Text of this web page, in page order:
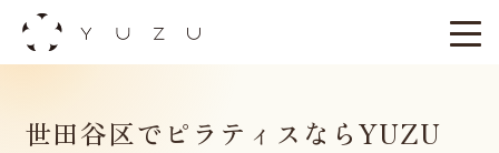
content
世田谷区でピラティスならYUZU